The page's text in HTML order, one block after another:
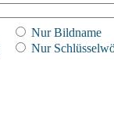
Nur Bildname
Nur